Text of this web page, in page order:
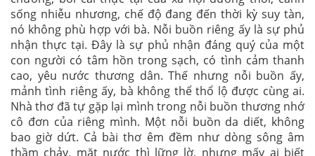
sống nhiễu nhương, chế độ đang đến thời kỳ suy tàn,
nó không phù hợp với bà. Nỗi buồn riêng ấy là sự phủ
nhận thực tại. Đây là sự phủ nhận đáng quý của một
con người có tâm hồn trong sạch, có tình cảm thanh
cao, yêu nước thương dân. Thế nhưng nỗi buồn ấy,
mảnh tình riêng ấy, bà không thể thổ lộ được cùng ai.
Nhà thơ đã tự gặp lại mình trong nỗi buồn thương nhớ
cô đơn của riêng mình. Một nỗi buồn da diết, không
bao giờ dứt. Cả bài thơ êm đềm như dòng sông âm
thầm chảy, mặt nước thì lững lờ, nhưng mấy ai biết